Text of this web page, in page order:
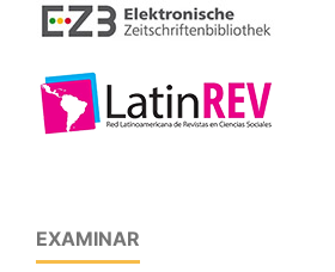
EXAMINAR